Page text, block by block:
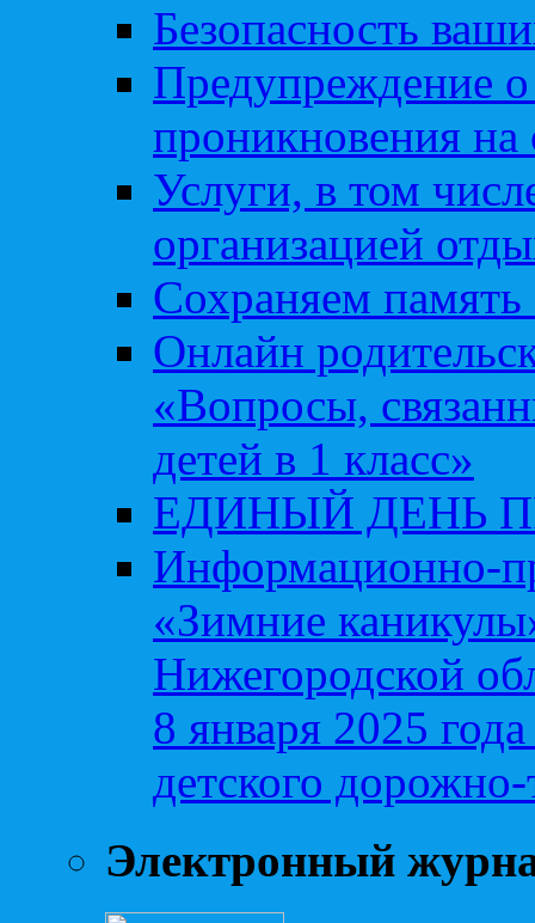
Безопасность
Предупреждение о
проникновения на
Услуги, в том
организацией
Сохраняем память
Онлайн
«Вопросы,
детей в 1 класс»
ЕДИНЫЙ ДЕНЬ
Информационно-
«Зимние
Нижегородской
8 января 2025
детского
Электронный